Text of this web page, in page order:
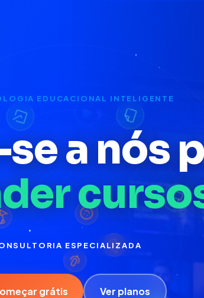
EDUCACIONAL INTELIGENTE
a nós
seus
EAD PERSONALIZADA
grátis Ver planos